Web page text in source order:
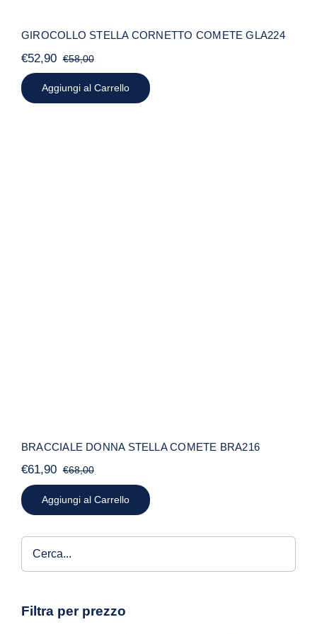
GIROCOLLO STELLA CORNETTO COMETE GLA224
€58,00Il
originale
era:
€52,90
Il
attuale
è:
Aggiungi al Carrello
BRACCIALE DONNA STELLA COMETE BRA216
€68,00Il
originale
era:
€61,90
Il
attuale
è:
Aggiungi al Carrello
Filtra per prezzo